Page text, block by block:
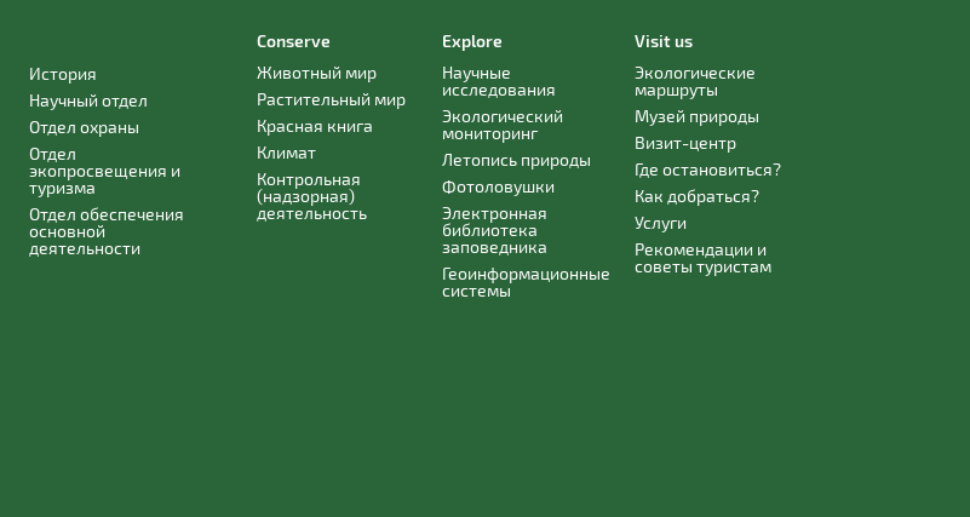
История
Научный отдел
Отдел охраны
Отдел
экопросвещения и
туризма
Отдел обеспечения
основной
деятельности
Conserve
Животный мир
Растительный мир
Красная книга
Климат
Контрольная
(надзорная)
деятельность
Explore
Научные
исследования
Экологический
мониторинг
Летопись природы
Фотоловушки
Электронная
библиотека
заповедника
Геоинформационные
системы
Visit us
Экологические
маршруты
Музей природы
Визит-центр
Где остановиться?
Как добраться?
Услуги
Рекомендации и
советы туристам